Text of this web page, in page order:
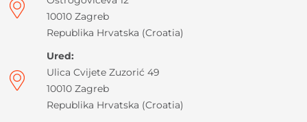
10010 Zagreb
Republika Hrvatska (Croatia)
Ured:
Ulica Cvijete Zuzorić 49
10010 Zagreb
Republika Hrvatska (Croatia)